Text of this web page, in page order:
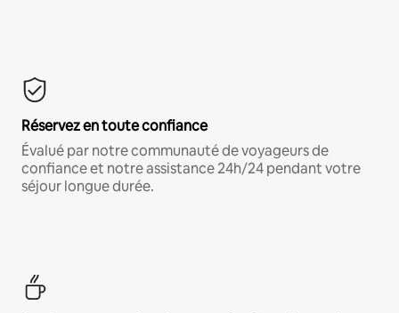
Réservez en toute confiance
Évalué par notre communauté de voyageurs de
confiance et notre assistance 24h/24 pendant votre
séjour longue durée.